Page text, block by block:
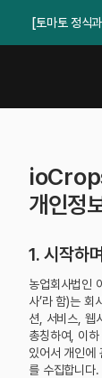
[토마토 정식
개인정
1. 시작하며
농업회사법인
사’라 함)는 회
션, 서비스, 웹
총칭하여, 이하
있어서 개인에
를 수집합니다